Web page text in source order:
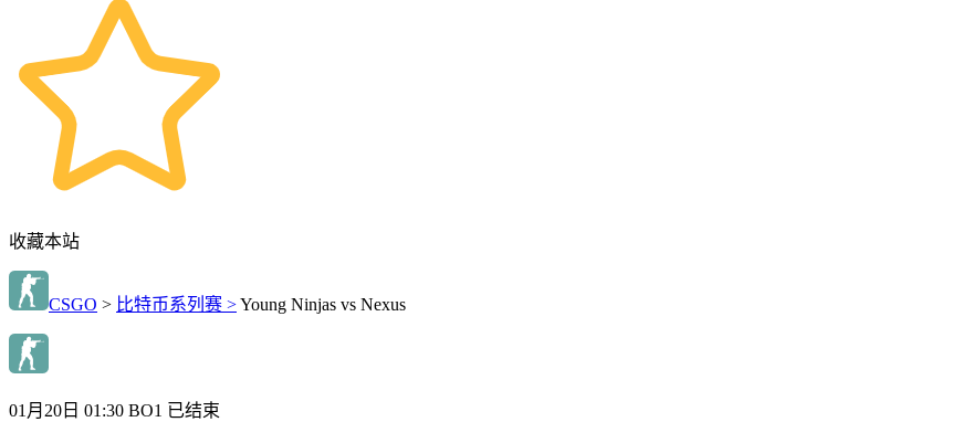
收藏本站
CSGO > 比特币系列赛 >Young Ninjas vs Nexus
01月20日 01:30 BO1 已结束